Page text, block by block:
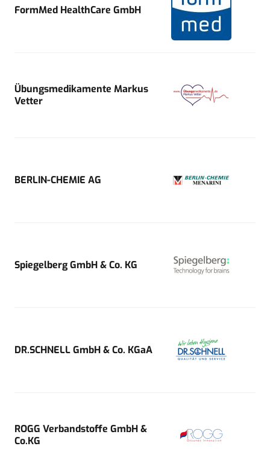
FormMed HealthCare GmbH
Übungsmedikamente Markus
Vetter
BERLIN-CHEMIE AG
Spiegelberg GmbH & Co. KG
DR.SCHNELL GmbH & Co. KGaA
ROGG Verbandstoffe GmbH &
Co.KG